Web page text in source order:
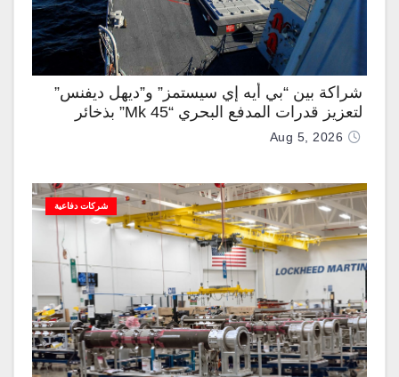
شراكة بين “بي أيه إي سيستمز” و”ديهل ديفنس”
لتعزيز قدرات المدفع البحري “Mk 45” بذخائر
موجهة وصواريخ “IRIS-T”
Aug 5, 2026
شركات دفاعية